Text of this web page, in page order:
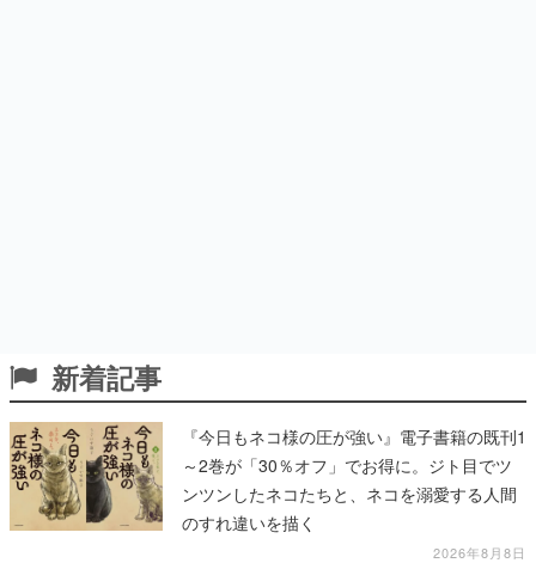
新着記事
『今日もネコ様の圧が強い』電子書籍の既刊1
～2巻が「30％オフ」でお得に。ジト目でツ
ンツンしたネコたちと、ネコを溺愛する人間
のすれ違いを描く
2026年8月8日